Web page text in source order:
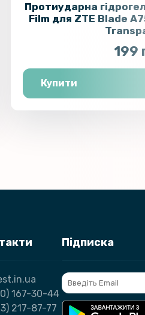
Протиударна
Film для ZTE Blade
199
Купити
167-30-44
217-87-77
Підписка